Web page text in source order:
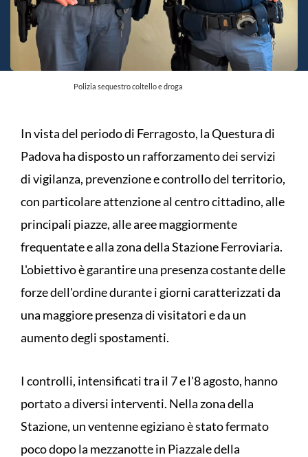
Polizia sequestro coltello e droga
In vista del periodo di Ferragosto, la Questura di
Padova ha disposto un rafforzamento dei servizi
di vigilanza, prevenzione e controllo del territorio,
con particolare attenzione al centro cittadino, alle
principali piazze, alle aree maggiormente
frequentate e alla zona della Stazione Ferroviaria.
L'obiettivo è garantire una presenza costante delle
forze dell'ordine durante i giorni caratterizzati da
una maggiore presenza di visitatori e da un
aumento degli spostamenti.
I controlli, intensificati tra il 7 e l'8 agosto, hanno
portato a diversi interventi. Nella zona della
Stazione, un ventenne egiziano è stato fermato
poco dopo la mezzanotte in Piazzale della